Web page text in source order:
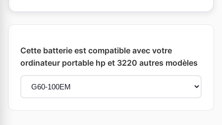
Cette batterie est compatible avec votre
ordinateur portable hp et 3220 autres modèles